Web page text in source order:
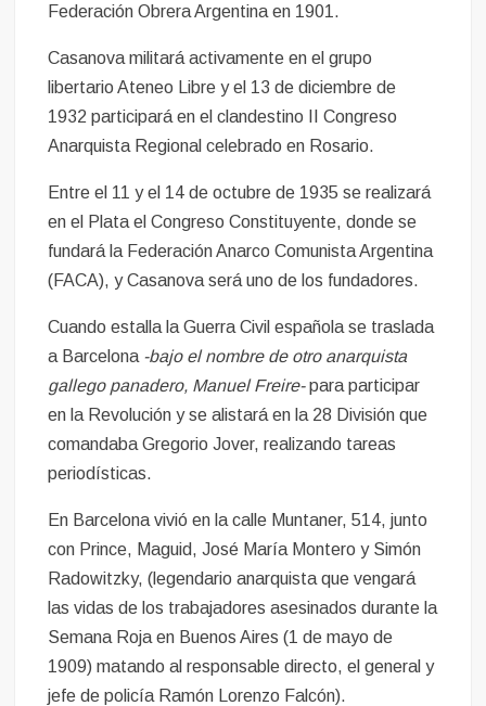
Federación Obrera Argentina en 1901.
Casanova militará activamente en el grupo
libertario Ateneo Libre y el 13 de diciembre de
1932 participará en el clandestino II Congreso
Anarquista Regional celebrado en Rosario.
Entre el 11 y el 14 de octubre de 1935 se realizará
en el Plata el Congreso Constituyente, donde se
fundará la Federación Anarco Comunista Argentina
(FACA), y Casanova será uno de los fundadores.
Cuando estalla la Guerra Civil española se traslada
a Barcelona -bajo el nombre de otro anarquista
gallego panadero, Manuel Freire-para participar
en la Revolución y se alistará en la 28 División que
comandaba Gregorio Jover, realizando tareas
periodísticas.
En Barcelona vivió en la calle Muntaner, 514, junto
con Prince, Maguid, José María Montero y Simón
Radowitzky, (legendario anarquista que vengará
las vidas de los trabajadores asesinados durante la
Semana Roja en Buenos Aires (1 de mayo de
1909) matando al responsable directo, el general y
jefe de policía Ramón Lorenzo Falcón).